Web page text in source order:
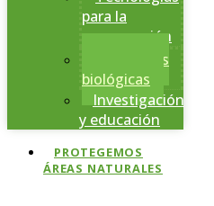
para la
conservación
Estaciones
biológicas
Investigación
y educación
PROTEGEMOS
ÁREAS NATURALES